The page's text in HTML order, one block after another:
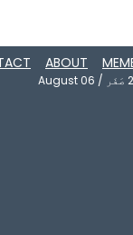
ABOUT
صَفَر /
August 06